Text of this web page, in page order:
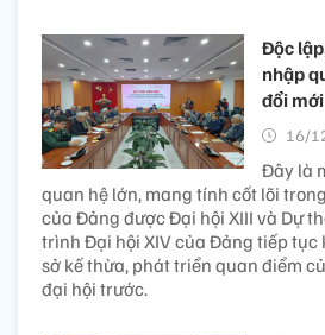
Độc
nhập
đổi mới
16/
Đây là
quan hệ lớn, mang tính cốt lõi
của Đảng được Đại hội XIII và Dự
trình Đại hội XIV của Đảng tiếp
sở kế thừa, phát triển quan điểm
đại hội trước.